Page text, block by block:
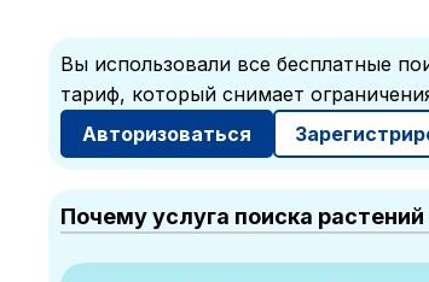
Вы использовали все бесплатные
тариф, который снимает
Авторизоваться
Почему услуга поиска